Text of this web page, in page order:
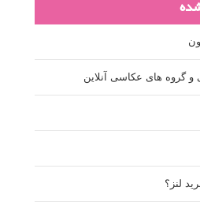
و گروه های عکاسی آنلاین